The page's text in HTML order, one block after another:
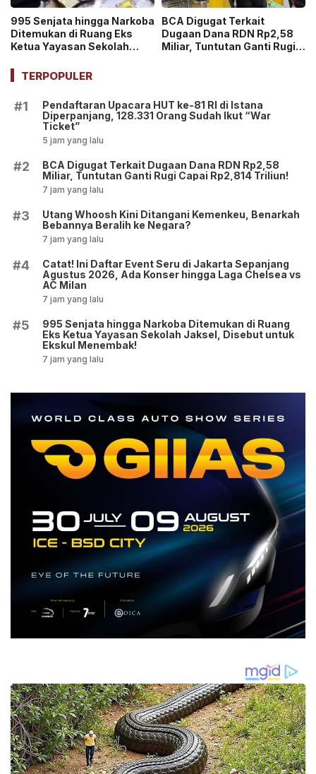
995 Senjata hingga Narkoba
Ditemukan di Ruang Eks
Ketua Yayasan Sekolah
Ekskul Menembak!
BCA Digugat Terkait
Dugaan Dana RDN Rp2,58
Miliar, Tuntutan Ganti Rugi
TERPOPULER
#1
Pendaftaran Upacara HUT ke-81 RI di Istana
Diperpanjang, 128.331 Orang Sudah Ikut “War
Ticket”
5 jam yang lalu
#2
BCA Digugat Terkait Dugaan Dana RDN Rp2,58
Miliar, Tuntutan Ganti Rugi Capai Rp2,814 Triliun!
7 jam yang lalu
#3
Utang Whoosh Kini Ditangani Kemenkeu, Benarkah
Bebannya Beralih ke Negara?
7 jam yang lalu
#4
Catat! Ini Daftar Event Seru di Jakarta Sepanjang
Agustus 2026, Ada Konser hingga Laga Chelsea vs
AC Milan
7 jam yang lalu
#5
995 Senjata hingga Narkoba Ditemukan di Ruang
Eks Ketua Yayasan Sekolah Jaksel, Disebut untuk
Ekskul Menembak!
7 jam yang lalu